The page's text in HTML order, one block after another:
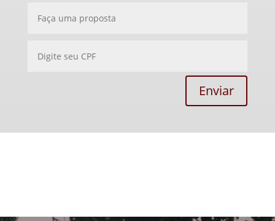
Enviar